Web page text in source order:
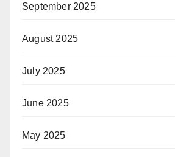
September 2025
August 2025
July 2025
June 2025
May 2025